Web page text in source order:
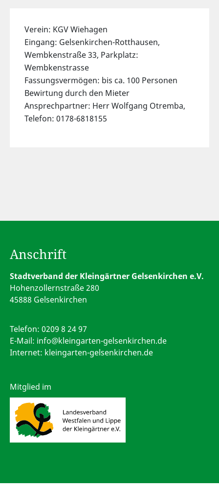
Verein: KGV Wiehagen
Eingang: Gelsenkirchen-Rotthausen,
Wembkenstraße 33, Parkplatz:
Wembkenstrasse
Fassungsvermögen: bis ca. 100 Personen
Bewirtung durch den Mieter
Ansprechpartner: Herr Wolfgang Otremba,
Telefon: 0178-6818155
Anschrift
Stadtverband der Kleingärtner Gelsenkirchen e.V.
Hohenzollernstraße 280
45888 Gelsenkirchen
Telefon: 0209 8 24 97
E-Mail: info@kleingarten-gelsenkirchen.de
Internet: kleingarten-gelsenkirchen.de
Mitglied im